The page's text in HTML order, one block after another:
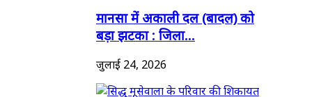
मानसा में अकाली दल (बादल) को
बड़ा झटका : जिला...
जुलाई 24, 2026